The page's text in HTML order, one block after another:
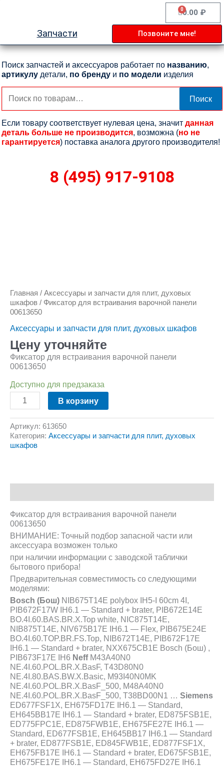
0.00 ₽
0
Cart
Запчасти Позвоните мне!
Поиск запчастей и аксессуаров работает по названию,
артикулу детали, по бренду и по модели изделия
Искать:
Поиск
Если товару соответствует нулевая цена, значит данная
деталь больше не производится, возможна (но не
гарантируется) поставка аналога другого производителя!
8 (495) 917-9108
Главная / Аксессуары и запчасти для плит, духовых
шкафов / Фиксатор для встраивания варочной панели
00613650
Аксессуары и запчасти для плит, духовых шкафов
Цену уточняйте
Фиксатор для встраивания варочной панели
00613650
Доступно для предзаказа
встраивания
варочной
панели
00613650
В корзину
Артикул: 613650
Категория: Аксессуары и запчасти для плит, духовых
шкафов
Фиксатор для встраивания варочной панели
00613650
ВНИМАНИЕ: Точный подбор запасной части или
аксессуара возможен только
при наличии информации с заводской таблички
бытового прибора!
Предварительная совместимость со следующими
моделями:
Bosch (Бош) NIB675T14E polybox IH5-I 60cm 4I,
PIB672F17W IH6.1 — Standard + brater, PIB672E14E
BO.4I.60.BAS.BR.X.Top white, NIC875T14E,
NIB875T14E, NIV675B17E IH6.1 — Flex, PIB675E24E
BO.4I.60.TOP.BR.FS.Top, NIB672T14E, PIB672F17E
IH6.1 — Standard + brater, NXX675CB1E Bosch (Бош) ,
PIB673F17E IH6 Neff M43A40N0
NE.4I.60.POL.BR.X.BasF, T43D80N0
NE.4I.80.BAS.BW.X.Basic, M93I40N0MK
NE.4I.60.POL.BR.X.BasF_500, M48A40N0
NE.4I.60.POL.BR.X.BasF_500, T38BD00N1 …
Siemens
ED677FSF1X, EH675FD17E IH6.1 — Standard,
EH645BB17E IH6.1 — Standard + brater, ED875FSB1E,
ED775FPC1E, ED875FWB1E, EH675FE27E IH6.1 —
Standard, ED677FSB1E, EH645BB17 IH6.1 — Standard
+ brater, ED877FSB1E, ED845FWB1E, ED877FSF1X,
EH675FB17E IH6.1 — Standard + brater, ED675FSB1E,
EH675FE17E IH6.1 — Standard, EH675FD27E IH6.1